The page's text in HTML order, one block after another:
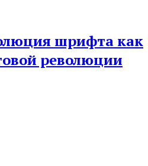
шрифта как
революции